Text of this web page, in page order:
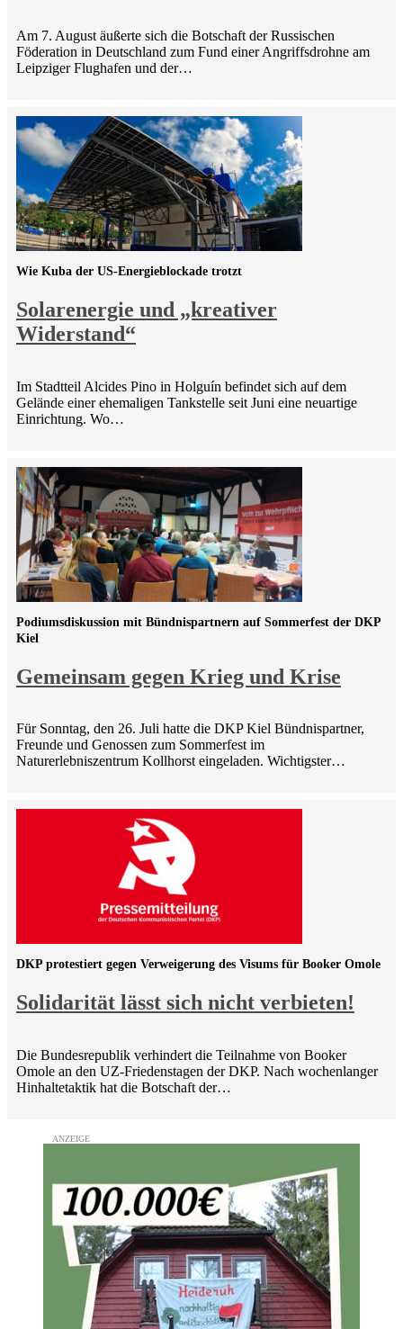
Am 7. August äußerte sich die Botschaft der Russischen
Föderation in Deutschland zum Fund einer Angriffsdrohne am
Leipziger Flughafen und der…
Solarenergie und „kreativer
Widerstand“
Wie Kuba der US-Energieblockade trotzt
Im Stadtteil Alcides Pino in Holguín befindet sich auf dem
Gelände einer ehemaligen Tankstelle seit Juni eine neuartige
Einrichtung. Wo…
Gemeinsam gegen Krieg und Krise
Podiumsdiskussion mit Bündnispartnern auf Sommerfest der DKP
Kiel
Für Sonntag, den 26. Juli hatte die DKP Kiel Bündnispartner,
Freunde und Genossen zum Sommerfest im
Naturerlebniszentrum Kollhorst eingeladen. Wichtigster…
Solidarität lässt sich nicht verbieten!
DKP protestiert gegen Verweigerung des Visums für Booker Omole
Die Bundesrepublik verhindert die Teilnahme von Booker
Omole an den UZ-Friedenstagen der DKP. Nach wochenlanger
Hinhaltetaktik hat die Botschaft der…